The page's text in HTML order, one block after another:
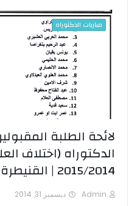
مباريات الدكتوراه
لائحة الطلبة
الدكتوراه (اختلاف
2015/2014 | القنيطرة
Admin ديسمبر 31, 2014